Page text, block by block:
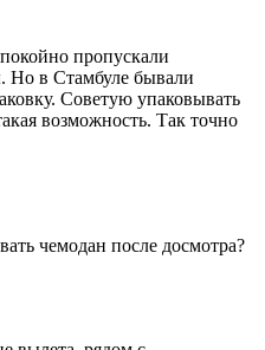
пропускали
Но в Стамбуле бывали
Советую упаковывать
возможность. Так точно
чемодан после досмотра?